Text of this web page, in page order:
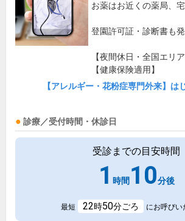
お薬はお近くの薬局、
登園許可証・診断書も
【夜間休日・全国エリア
【健康保険適用】
【アレルギー・花粉症専門外来】は
診療／受付時間・休診日
受診までの目安時間
1 時間10分後
最短 22時50分ごろ にお呼びい